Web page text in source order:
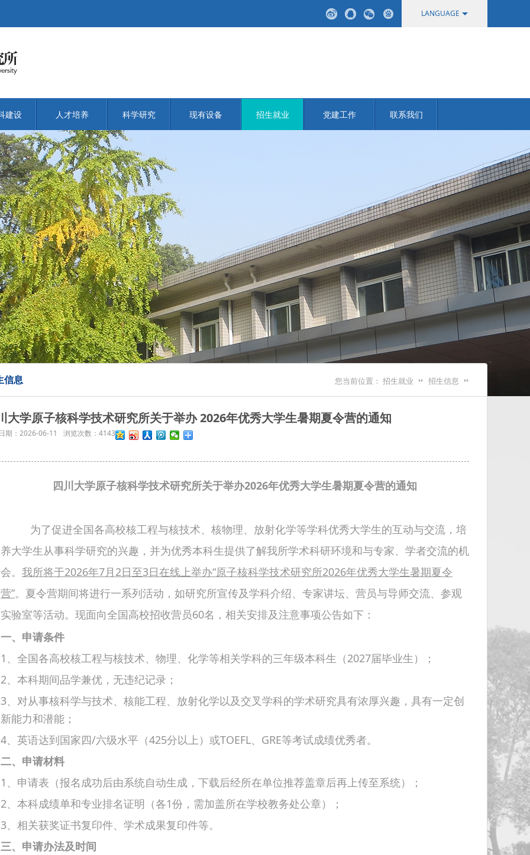
LANGUAGE
建设 人才培养 科学研究 现有设备 招生就业 党建工作 联系我们
信息 您当前位置： 招生就业 招生信息
大学原子核科学技术研究所关于举办 2026年优秀大学生暑期夏令营的通知
期： 2026-06-11 浏览次数： 4143
四川大学原子核科学技术研究所关于举办2026年优秀大学生暑期夏令营的通知
为了促进全国各高校核工程与核技术、核物理、放射化学等学科优秀大学生的互动与交流，培
养大学生从事科学研究的兴趣，并为优秀本科生提供了解我所学术科研环境和与专家、学者交流的机
会。 我所将于2026年7月 2日至3日在线上举办“原子核科学技术研究所2026年优秀大学生暑期夏令
营”。夏令营期间将进行一系列活动，如研究所宣传及学科介绍、专家讲坛、营员与导师交流、参观
实验室等活动。现面向全国高校招收营员60名，相关安排及注意事项公告如下：
一、申请条件
1、全国各高校核工程与核技术、物理、化学等相关学科的三年级本科生（2027届毕业生）；
2、本科期间品学兼优，无违纪记录；
3、对从事核科学与技术、核能工程、放射化学以及交叉学科的学术研究具有浓厚兴趣，具有一定创
新能力和潜能；
4、英语达到国家四/六级水平（425分以上）或TOEFL、GRE等考试成绩优秀者。
二、申请材料
1、申请表（报名成功后由系统自动生成，下载后经所在单位推荐盖章后再上传至系统）；
2、本科成绩单和专业排名证明（各1份，需加盖所在学校教务处公章）；
3、相关获奖证书复印件、学术成果复印件等。
三、申请办法及时间